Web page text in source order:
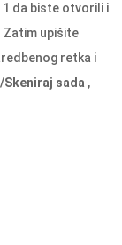
da biste otvorili i
Zatim upišite
retka i
/Skeniraj sada ,